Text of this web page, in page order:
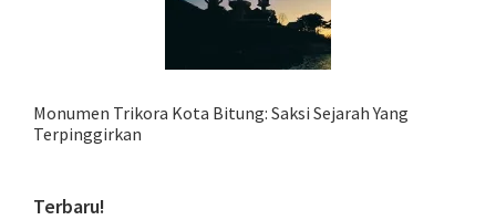
Monumen Trikora Kota Bitung: Saksi Sejarah Yang
Terpinggirkan
Terbaru!